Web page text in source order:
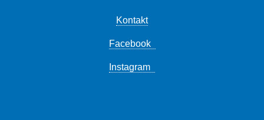
Kontakt
Facebook
Instagram